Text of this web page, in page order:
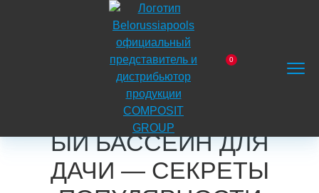
На
главную
0
ПоискМеню
Полезные рекомендации
Стеклопластиковые бассейны
СТЕКЛОПЛАСТИКОВ
ЫЙ БАССЕЙН ДЛЯ
ДАЧИ — СЕКРЕТЫ